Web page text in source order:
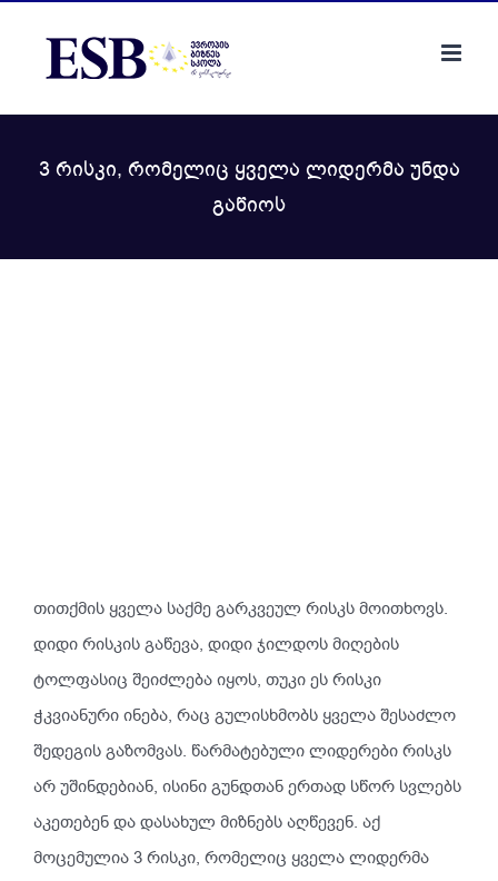
3 რისკი, რომელიც ყველა ლიდერმა უნდა
გაწიოს
თითქმის ყველა საქმე გარკვეულ რისკს მოითხოვს.
დიდი რისკის გაწევა, დიდი ჯილდოს მიღების
ტოლფასიც შეიძლება იყოს, თუკი ეს რისკი
ჭკვიანური ინება, რაც გულისხმობს ყველა შესაძლო
შედეგის გაზომვას. წარმატებული ლიდერები რისკს
არ უშინდებიან, ისინი გუნდთან ერთად სწორ სვლებს
აკეთებენ და დასახულ მიზნებს აღწევენ. აქ
მოცემულია 3 რისკი, რომელიც ყველა ლიდერმა